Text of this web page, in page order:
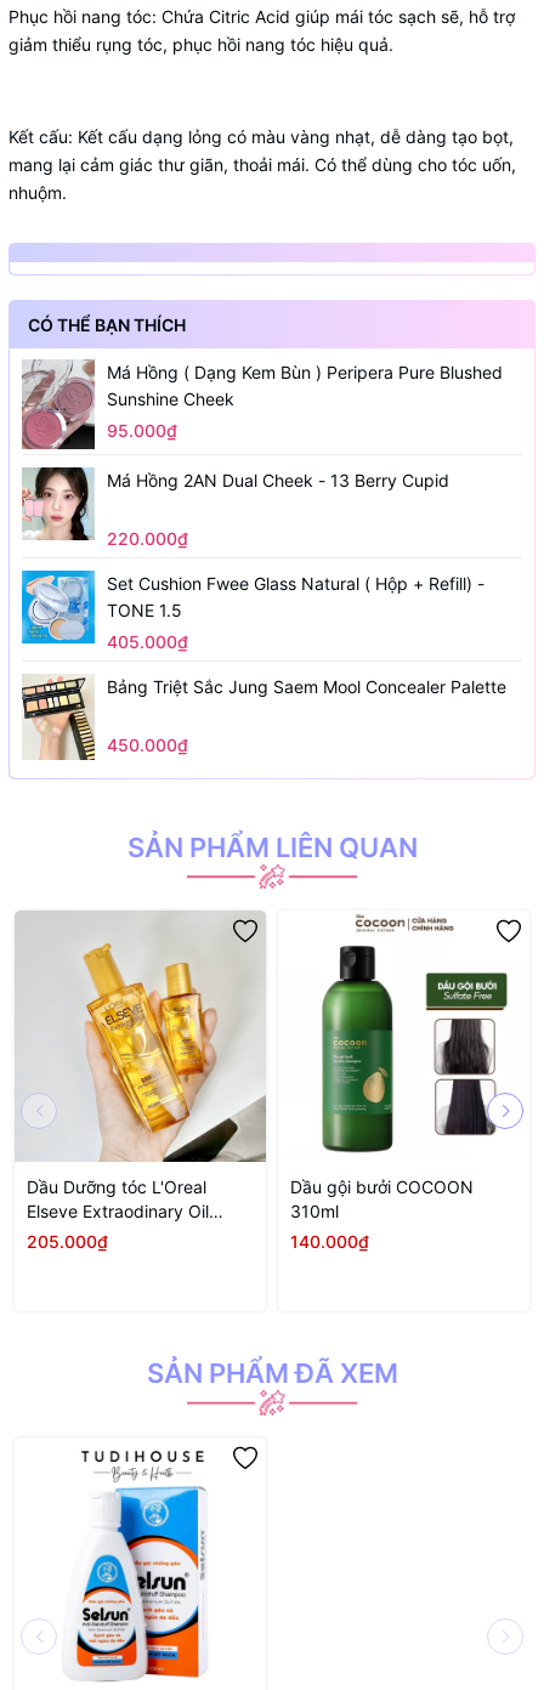
Phục hồi nang tóc: Chứa Citric Acid giúp mái tóc sạch sẽ, hỗ trợ
giảm thiểu rụng tóc, phục hồi nang tóc hiệu quả.
Kết cấu: Kết cấu dạng lỏng có màu vàng nhạt, dễ dàng tạo bọt,
mang lại cảm giác thư giãn, thoải mái. Có thể dùng cho tóc uốn,
nhuộm.
CÓ THỂ BẠN THÍCH
Má Hồng ( Dạng Kem Bùn ) Peripera Pure Blushed
Sunshine Cheek
95.000₫
Má Hồng 2AN Dual Cheek - 13 Berry Cupid
220.000₫
Set Cushion Fwee Glass Natural ( Hộp + Refill) -
TONE 1.5
405.000₫
Bảng Triệt Sắc Jung Saem Mool Concealer Palette
450.000₫
SẢN PHẨM LIÊN QUAN
Dầu Dưỡng tóc L'Oreal
Elseve Extraodinary Oil
100ml
205.000₫
Dầu gội bưởi COCOON
310ml
140.000₫
SẢN PHẨM ĐÃ XEM